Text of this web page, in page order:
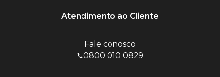
Atendimento ao Cliente
Fale conosco
0800 010 0829